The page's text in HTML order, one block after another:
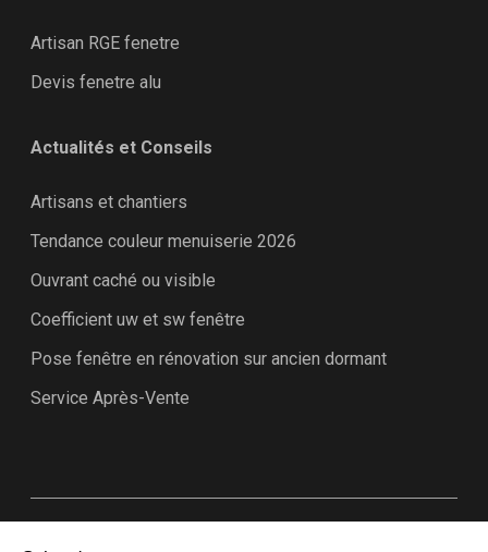
Artisan RGE fenetre
Devis fenetre alu
Actualités et Conseils
Artisans et chantiers
Tendance couleur menuiserie 2026
Ouvrant caché ou visible
Coefficient uw et sw fenêtre
Pose fenêtre en rénovation sur ancien dormant
Service Après-Vente